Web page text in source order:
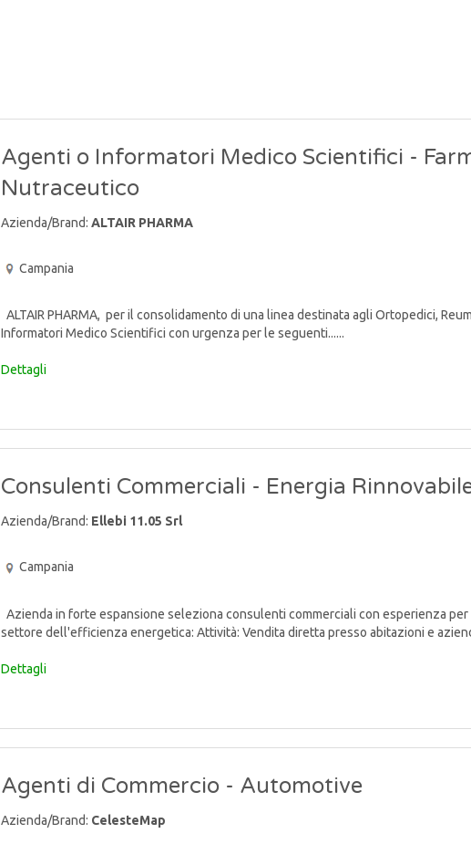
Agenti o Informatori Medico Scientifici -
Nutraceutico
Azienda/Brand: ALTAIR PHARMA
Campania
ALTAIR PHARMA, per il consolidamento di una linea destinata agli Ortopedici,
Informatori Medico Scientifici con urgenza per le seguenti......
Dettagli
Consulenti Commerciali - Energia
Azienda/Brand: Ellebi 11.05 Srl
Campania
Azienda in forte espansione seleziona consulenti commerciali con esperienza
settore dell'efficienza energetica: Attività: Vendita diretta presso abitazioni e
Dettagli
Agenti di Commercio - Automotive
Azienda/Brand: CelesteMap